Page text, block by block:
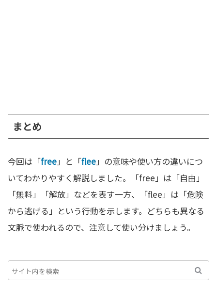
まとめ
今回は「free」と「flee」の意味や使い方の違いにつ
いてわかりやすく解説しました。「free」は「自由」
「無料」「解放」などを表す一方、「flee」は「危険
から逃げる」という行動を示します。どちらも異なる
文脈で使われるので、注意して使い分けましょう。